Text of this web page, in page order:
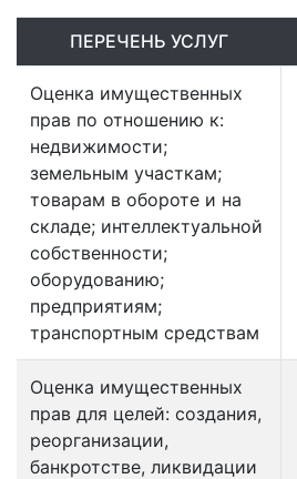
ПЕРЕЧЕНЬ УСЛУГ
Оценка имущественных
прав по отношению к:
недвижимости;
земельным участкам;
товарам в обороте и на
складе; интеллектуальной
собственности;
оборудованию;
предприятиям;
транспортным средствам
Оценка имущественных
прав для целей: создания,
реорганизации,
банкротстве, ликвидации